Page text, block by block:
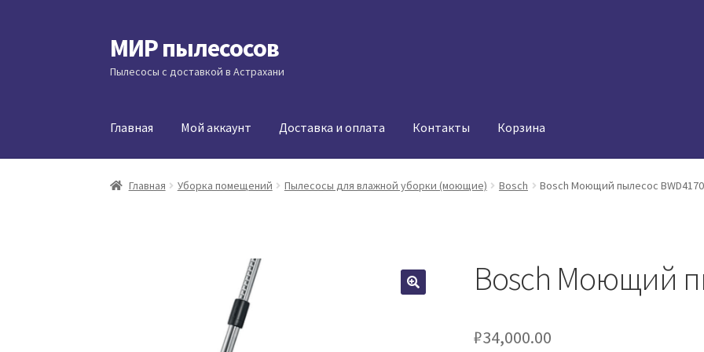
Перейти
к
навигации
Перейти
к
содержимому
МИР пылесосов
Пылесосы с доставкой в Астрахани
Главная Мой аккаунт Доставка и оплата Контакты Корзина
Главная Уборка помещений Пылесосы для влажной уборки (моющие) Bosch Bosch Моющий пылесос
Bosch Моющий
₽34,000.00